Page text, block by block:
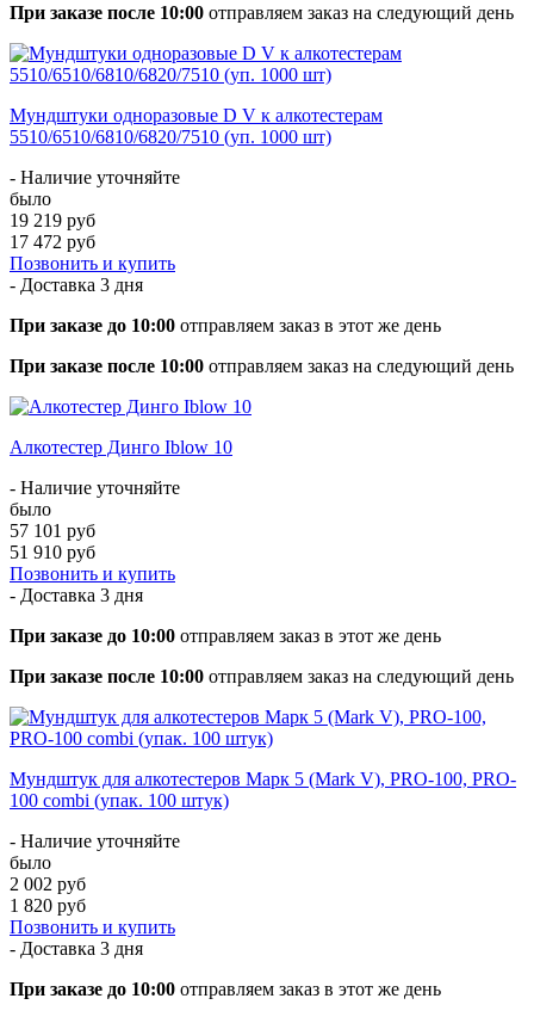
При заказе после 10:00 отправляем заказ на следующий день
Мундштуки одноразовые D V к алкотестерам
5510/6510/6810/6820/7510 (уп. 1000 шт)
- Наличие уточняйте
было
19 219 руб
17 472 руб
Позвонить и купить
- Доставка 3 дня
При заказе до 10:00 отправляем заказ в этот же день
При заказе после 10:00 отправляем заказ на следующий день
Алкотестер Динго Iblow 10
- Наличие уточняйте
было
57 101 руб
51 910 руб
Позвонить и купить
- Доставка 3 дня
При заказе до 10:00 отправляем заказ в этот же день
При заказе после 10:00 отправляем заказ на следующий день
Мундштук для алкотестеров Марк 5 (Mark V), PRO-100, PRO-
100 combi (упак. 100 штук)
- Наличие уточняйте
было
2 002 руб
1 820 руб
Позвонить и купить
- Доставка 3 дня
При заказе до 10:00 отправляем заказ в этот же день